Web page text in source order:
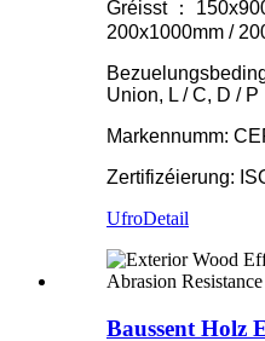
Gréisst ：
200x1000mm /
Union, L / C, D / P
Markennumm:
Zertifizéierung:
UfroDetail
Baussent Holz